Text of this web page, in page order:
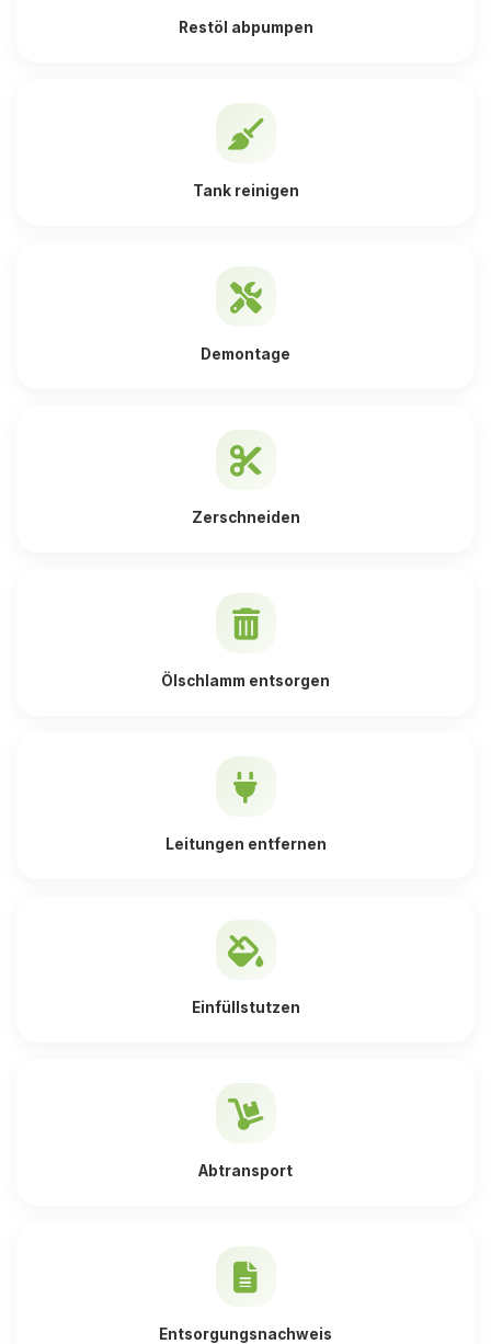
Restöl abpumpen
Tank reinigen
Demontage
Zerschneiden
Ölschlamm entsorgen
Leitungen entfernen
Einfüllstutzen
Abtransport
Entsorgungsnachweis